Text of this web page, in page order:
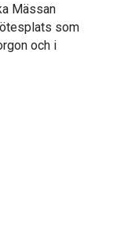
Mässan
som
och i